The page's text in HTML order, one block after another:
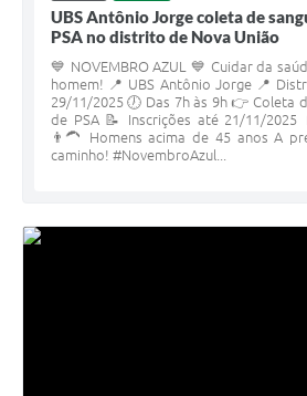
UBS Antônio Jorge coleta de
PSA no distrito de Nova União
💙 NOVEMBRO AZUL 💙 Cuidar da
homem! 📍 UBS Antônio Jorge 📍
29/11/2025 🕖 Das 7h às 9h 👉 Coleta
de PSA 📝 Inscrições até 21/11/2025
👨‍🦱 Homens acima de 45 anos A
caminho! #NovembroAzul...